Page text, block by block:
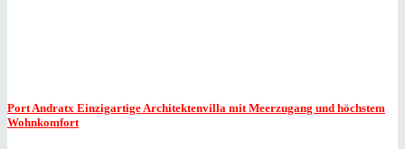
Port Andratx Einzigartige Architektenvilla mit Meerzugang und höchstem
Wohnkomfort